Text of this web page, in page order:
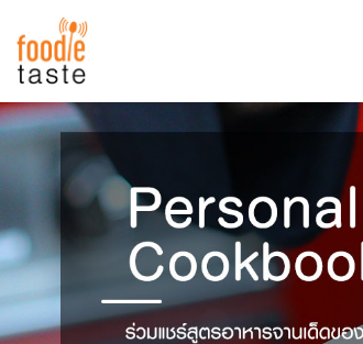
สูตรอาหาร
สูตรอาหารล่าสุด
Top Foodie
พาไปชิม
สารพันก้นครัว
เคล็ดลับน่ารู้
FoodPedia